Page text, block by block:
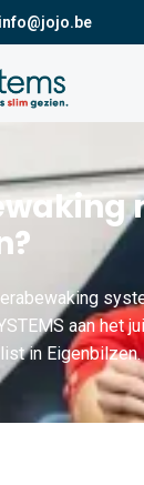
info@jojo.be
aan het
in Eigenbilzen.